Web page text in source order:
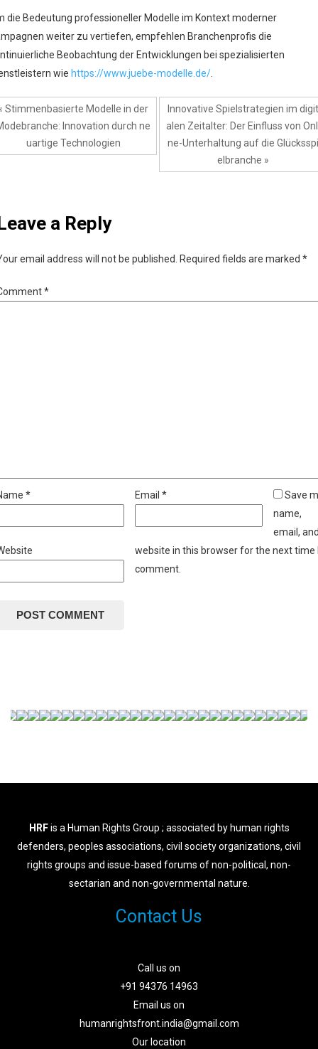
die Bedeutung professioneller Modelle im Kontext moderner
weiter zu vertiefen, empfehlen Branchenprofis die
Beobachtung der Entwicklungen bei spezialisierten
wie https://www.juebe-modelle.de/
Stimmenbasierte Modelle in der
Innovation durch ne
uartige Technologien
Innovative Spielstrategien im digit
alen Zeitalter: Der Einfluss von
ne-Unterhaltung auf die Glücksspi
elbranche »
a Reply
email address will not be published. Required fields are marked *
*
* Email *
Save
name,
email,
website in this browser for the next time
comment.
HRFis a Human Rights Group ; associated by human rights
defenders, peoples associations, civil society organizations, civil
rights groups and issue-based forums of non-political, non-
sectarian and non-governmental nature.
Contact Us
Call us on
+91 94376 14963
Email us on
humanrightsfront.india@gmail.com
Our location